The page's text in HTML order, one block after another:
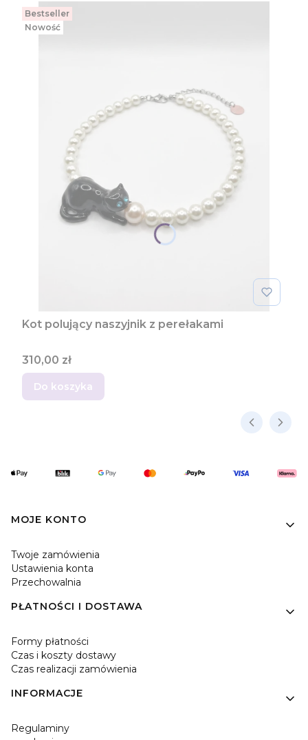
Bestseller
Nowość
Kot polujący naszyjnik z perełakami
Cena
310,00 zł
Do koszyka
Linki w stopce
MOJE KONTO
Twoje zamówienia
Ustawienia konta
Przechowalnia
PŁATNOŚCI I DOSTAWA
Formy płatności
Czas i koszty dostawy
Czas realizacji zamówienia
INFORMACJE
Regulaminy